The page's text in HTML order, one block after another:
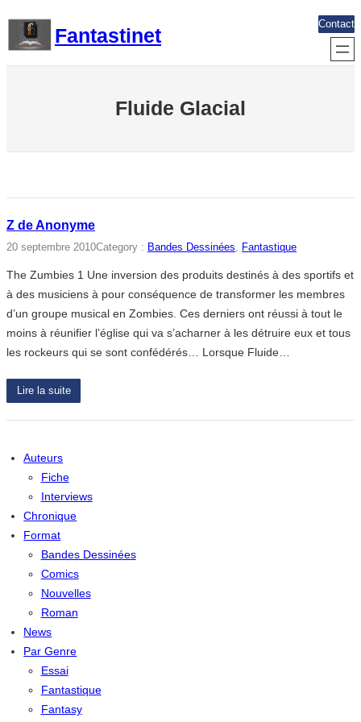
contenu
Fantastinet
Contact
Fluide Glacial
Z de Anonyme
20 septembre 2010Category : Bandes Dessinées, Fantastique
The Zumbies 1 Une inversion des produits destinés à des sportifs et
à des musiciens à pour conséquence de transformer les membres
d’un groupe musical en Zombies. Ces derniers ont réussi à tout le
moins à réunifier l’église qui va s’acharner à les détruire eux et tous
les rockeurs qui se sont confédérés… Lorsque Fluide…
Lire la suite
Auteurs
Fiche
Interviews
Chronique
Format
Bandes Dessinées
Comics
Nouvelles
Roman
News
Par Genre
Essai
Fantastique
Fantasy